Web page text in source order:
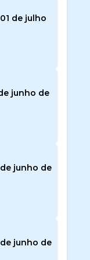
de julho
junho de
junho de
junho de